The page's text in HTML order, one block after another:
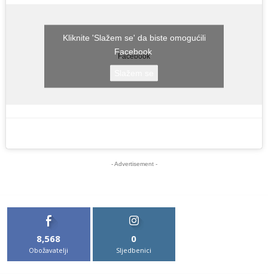
Facebook
Kliknite 'Slažem se' da biste omogućili
Facebook
- Advertisement -
8,568
Obožavatelji
0
Sljedbenici